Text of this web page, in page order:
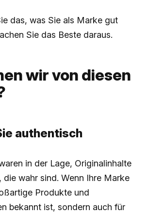
das, was Sie als Marke gut
Sie das Beste daraus.
wir von diesen
authentisch
in der Lage, Originalinhalte
die wahr sind. Wenn Ihre Marke
Produkte und
bekannt ist, sondern auch für